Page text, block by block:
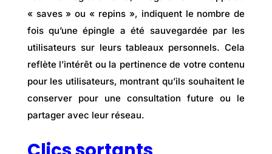
« saves » ou « repins », indiquent le nombre de
fois qu’une épingle a été sauvegardée par les
utilisateurs sur leurs tableaux personnels. Cela
reflète l’intérêt ou la pertinence de votre contenu
pour les utilisateurs, montrant qu’ils souhaitent le
conserver pour une consultation future ou le
partager avec leur réseau.